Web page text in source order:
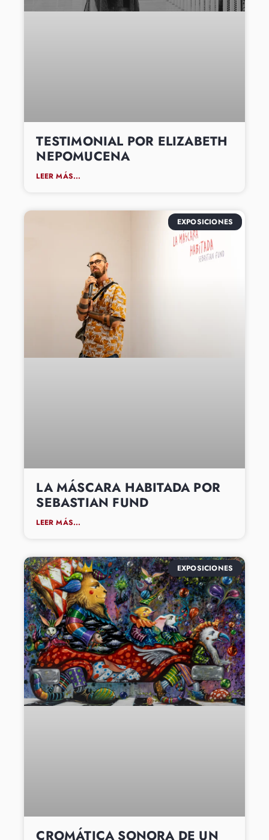
TESTIMONIAL POR ELIZABETH
NEPOMUCENA
LEER MÁS...
EXPOSICIONES
LA MÁSCARA HABITADA POR
SEBASTIAN FUND
LEER MÁS...
EXPOSICIONES
CROMÁTICA SONORA DE UN